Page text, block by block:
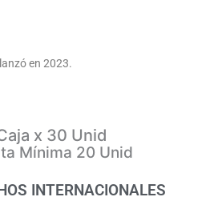
en 2023.
x 30 Unid
Mínima 20 Unid
INTERNACIONALES